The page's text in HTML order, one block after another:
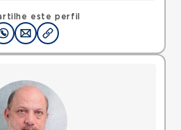
este perfil
Santo Andre, SP,